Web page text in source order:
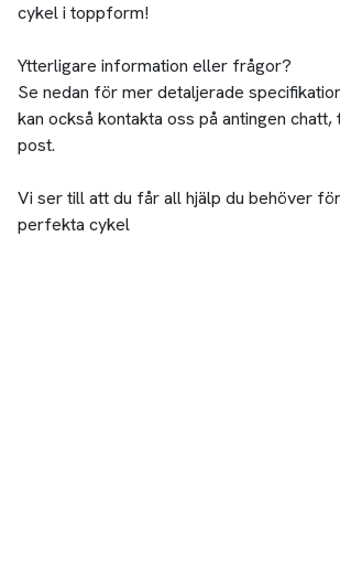
cykel i toppform!
Ytterligare information eller frågor?
Se nedan för mer detaljerade
kan också kontakta oss på antingen
post.
Vi ser till att du får all hjälp du behöver
perfekta cykel